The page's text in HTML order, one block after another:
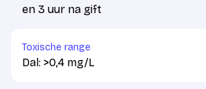
en 3 uur na gift
Toxische range
Dal: >0,4 mg/L